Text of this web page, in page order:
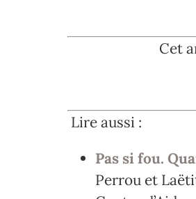
Cet
Lire aussi :
Pas si fou.
Perrou et